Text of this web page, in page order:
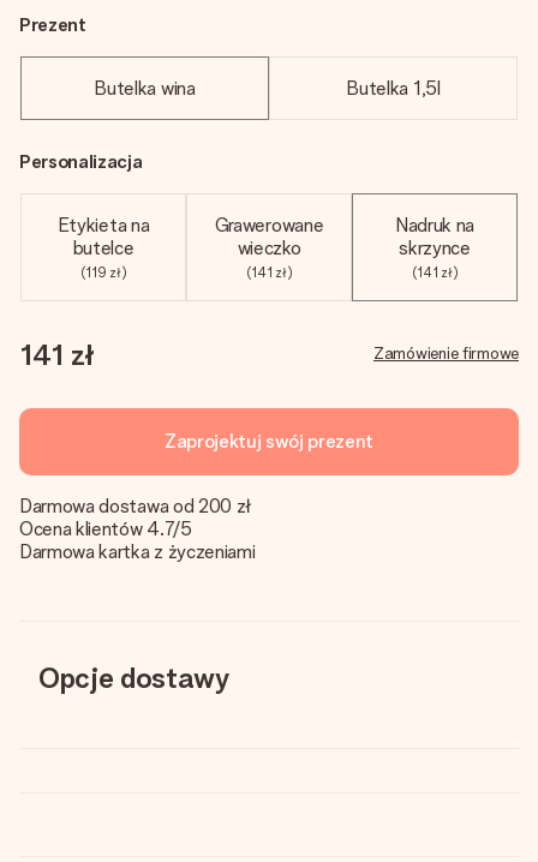
Prezent
Butelka wina Butelka 1,5l
Personalizacja
Etykieta na
butelce
(119 zł)
Grawerowane
wieczko
(141 zł)
Nadruk na
skrzynce
(141 zł)
141 zł Zamówienie firmowe
Zaprojektuj swój prezent
Darmowa dostawa od 200 zł
Ocena klientów 4.7/5
Darmowa kartka z życzeniami
Opcje dostawy